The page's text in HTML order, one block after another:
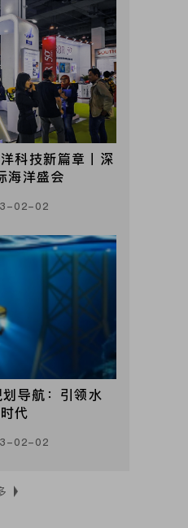
科技新篇章丨深
海洋盛会
02-02
导航：引领水
代
02-02